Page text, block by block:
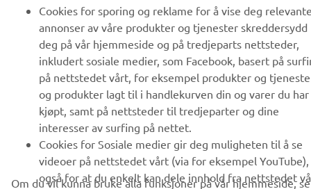
Vær den første til å lære om de siste tilbudene, spesielle
arrangementer, nye utgivelser og mye mer
ABONNER
Les vår personvernerklæring for å lære hvordan vi behandler dine
personopplysninger:Retningslinjer for Personvern
Norway (Norwegian)
Cookies for sporing og reklame for å vise deg
annonser av våre produkter og tjenester
deg på vår hjemmeside og på tredjeparts nettsteder,
inkludert sosiale medier, som Facebook, basert på
på nettstedet vårt, for eksempel produkter og
og produkter lagt til i handlekurven din og varer du har
kjøpt, samt på nettsteder til tredjeparter og dine
interesser av surfing på nettet.
Cookies for Sosiale medier gir deg muligheten til å se
videoer på nettstedet vårt (via for eksempel
også for at du enkelt kan dele innhold fra nettstedet
Om du vil kunna bruke alla funksjoner på vår hjemmeside, se